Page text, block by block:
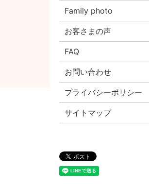
Family photo
お客さまの声
FAQ
お問い合わせ
プライバシーポリシー
サイトマップ